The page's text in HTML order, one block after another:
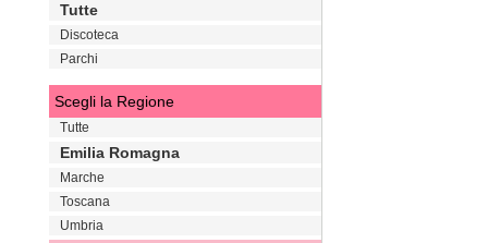
Tutte
Discoteca
Parchi
Scegli la Regione
Tutte
Emilia Romagna
Marche
Toscana
Umbria